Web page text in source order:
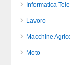
Informatica
Lavoro
Macchine
Moto